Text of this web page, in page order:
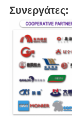
Συνεργάτες: